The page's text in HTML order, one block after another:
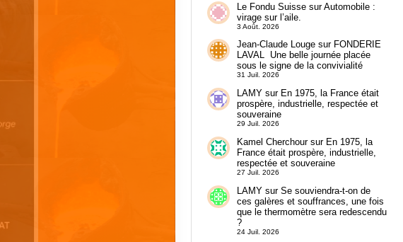
Le Fondu SuissesurAutomobile :
virage sur l’aile.
3 Août. 2026
Jean-Claude Lougesur FONDERIE
LAVAL Une belle journée placée
sous le signe de la convivialité
31 Juil. 2026
LAMYsur En 1975, la France était
prospère, industrielle, respectée et
souveraine
29 Juil. 2026
Kamel Cherchoursur En 1975, la
France était prospère, industrielle,
respectée et souveraine
27 Juil. 2026
LAMYsur Se souviendra-t-on de
ces galères et souffrances, une fois
que le thermomètre sera redescendu
?
24 Juil. 2026